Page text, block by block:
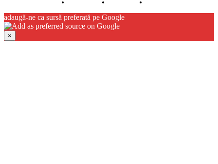
adaugă-ne ca sursă preferată pe Google
×